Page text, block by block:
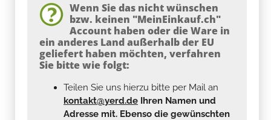
Wenn Sie das nicht wünschen
bzw. keinen "MeinEinkauf.ch"
Account haben oder die Ware in
ein anderes Land außerhalb der EU
geliefert haben möchten, verfahren
Sie bitte wie folgt:
Teilen Sie uns hierzu bitte per Mail an
kontakt@yerd.de Ihren Namen und
Adresse mit. Ebenso die gewünschten